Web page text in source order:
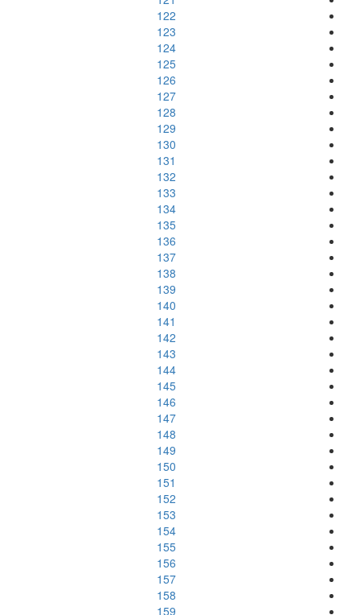
122
123
124
125
126
127
128
129
130
131
132
133
134
135
136
137
138
139
140
141
142
143
144
145
146
147
148
149
150
151
152
153
154
155
156
157
158
159